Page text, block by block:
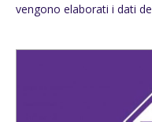
vengono elaborati i dati